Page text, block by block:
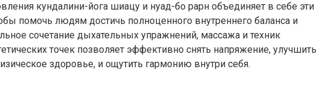
кундалини-йога шиацу и нуад-бо рарн объединяет в себе эти
помочь людям достичь полноценного внутреннего баланса и
сочетание дыхательных упражнений, массажа и техник
точек позволяет эффективно снять напряжение, улучшить
здоровье, и ощутить гармонию внутри себя.